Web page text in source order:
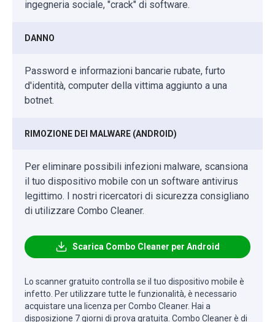
ingegneria sociale, "crack" di software.
DANNO
Password e informazioni bancarie rubate, furto
d'identità, computer della vittima aggiunto a una
botnet.
RIMOZIONE DEI MALWARE (ANDROID)
Per eliminare possibili infezioni malware, scansiona
il tuo dispositivo mobile con un software antivirus
legittimo. I nostri ricercatori di sicurezza consigliano
di utilizzare Combo Cleaner.
Scarica Combo Cleaner per Android
Lo scanner gratuito controlla se il tuo dispositivo mobile è
infetto. Per utilizzare tutte le funzionalità, è necessario
acquistare una licenza per Combo Cleaner. Hai a
disposizione 7 giorni di prova gratuita. Combo Cleaner è di